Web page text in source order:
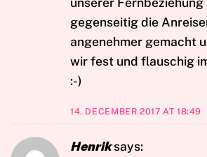
gegenseitig die
angenehmer gemacht
wir fest und flauschig
:-)
14. DECEMBER 2017 AT 18:49
Henrik says: